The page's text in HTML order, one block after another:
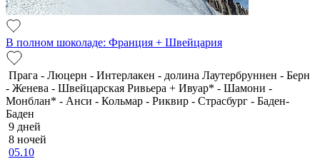
В полном шоколаде: Франция + Швейцария
Прага - Люцерн - Интерлакен - долина Лаутербруннен - Берн
- Женева - Швейцарская Ривьера + Ивуар* - Шамони -
Монблан* - Анси - Кольмар - Риквир - Страсбург - Баден-
Баден
9 дней
8 ночей
05.10